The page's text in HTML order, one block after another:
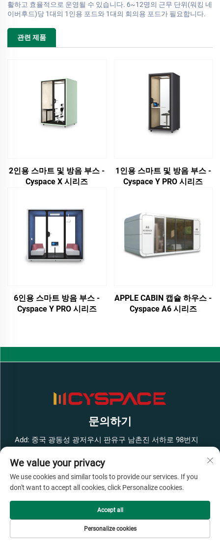
활하고 효율적으로 운영될 수 있습니다. 6~12명의 근무 단위(워킹 네
이버후드)당 1대의 1인용 포드와 1대의 회의용 포드가 필요합니다.
관련 제품
2인용 스마트 및 방음 부스 -
Cyspace X 시리즈
1인용 스마트 및 방음 부스 -
Cyspace Y PRO 시리즈
6인용 스마트 방음 부스 -
Cyspace Y PRO 시리즈
APPLE CABIN 캡슐 하우스 -
Cyspace A6 시리즈
문의하기
Add: 중국 광동성 광저우시 판유구 남촌진 서하로 98번지
전화번호:+86-13316062192
이메일:[email protected]
Copyright © 광저우 Cyspace 지능형 장비 유한회사 판권 소유 -
개인정보 보호 정책-블로그
We value your privacy
We use cookies and similar tools to provide our services. If you
don't want to accept all cookies, click Personalize cookies.
Personalize cookies
Accept all